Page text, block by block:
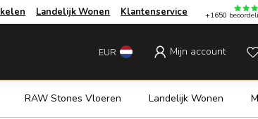
Landelijk Wonen Klantenservice +1650
EUR Mijn account
RAW Stones Vloeren Landelijk Wonen